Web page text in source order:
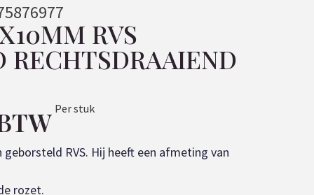
RVS
RECHTSDRAAIEND
Per stuk
RVS. Hij heeft een afmeting van
rozet.